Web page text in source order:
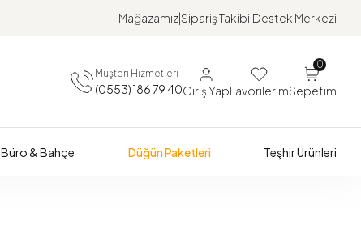
MağazamızSipariş Takibi Destek Merkezi
Müşteri Hizmetleri
(0553) 186 79 40Giriş YapFavorilerim
0
Sepetim
Büro & Bahçe Düğün Paketleri Teşhir Ürünleri